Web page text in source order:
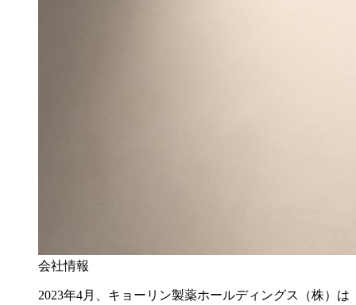
会社情報
2023年4月、キョーリン製薬ホールディングス（株）は